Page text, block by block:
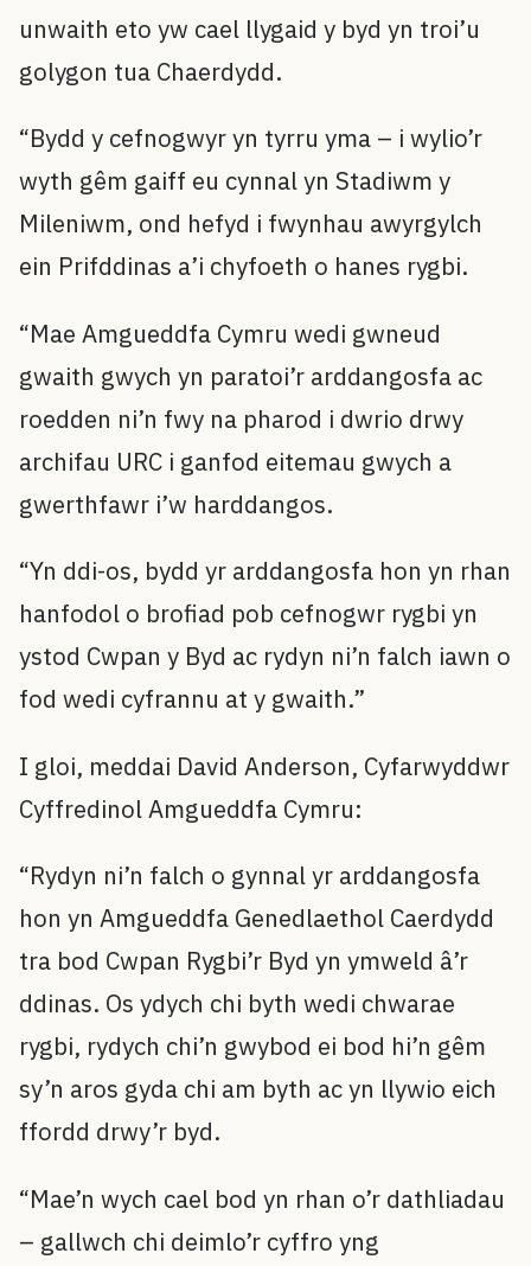
unwaith eto yw cael llygaid y byd yn troi’u
golygon tua Chaerdydd.
“Bydd y cefnogwyr yn tyrru yma – i wylio’r
wyth gêm gaiff eu cynnal yn Stadiwm y
Mileniwm, ond hefyd i fwynhau awyrgylch
ein Prifddinas a’i chyfoeth o hanes rygbi.
“Mae Amgueddfa Cymru wedi gwneud
gwaith gwych yn paratoi’r arddangosfa ac
roedden ni’n fwy na pharod i dwrio drwy
archifau URC i ganfod eitemau gwych a
gwerthfawr i’w harddangos.
“Yn ddi-os, bydd yr arddangosfa hon yn rhan
hanfodol o brofiad pob cefnogwr rygbi yn
ystod Cwpan y Byd ac rydyn ni’n falch iawn o
fod wedi cyfrannu at y gwaith.”
I gloi, meddai David Anderson, Cyfarwyddwr
Cyffredinol Amgueddfa Cymru:
“Rydyn ni’n falch o gynnal yr arddangosfa
hon yn Amgueddfa Genedlaethol Caerdydd
tra bod Cwpan Rygbi’r Byd yn ymweld â’r
ddinas. Os ydych chi byth wedi chwarae
rygbi, rydych chi’n gwybod ei bod hi’n gêm
sy’n aros gyda chi am byth ac yn llywio eich
ffordd drwy’r byd.
“Mae’n wych cael bod yn rhan o’r dathliadau
– gallwch chi deimlo’r cyffro yng